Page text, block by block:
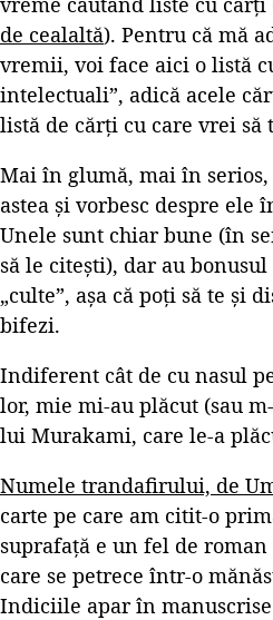
de cealaltă). Pentru că mă
vremii, voi face aici o listă
intelectuali”, adică acele
listă de cărți cu care vrei
Mai în glumă, mai în
astea și vorbesc despre ele
Unele sunt chiar bune (în
să le citești), dar au
„culte”, așa că poți să te și
bifezi.
Indiferent cât de cu nasul
lor, mie mi-au plăcut (sau
lui Murakami, care le-a
Numele trandafirului, de
carte pe care am citit-o
suprafață e un fel de
care se petrece într-o
Indiciile apar în